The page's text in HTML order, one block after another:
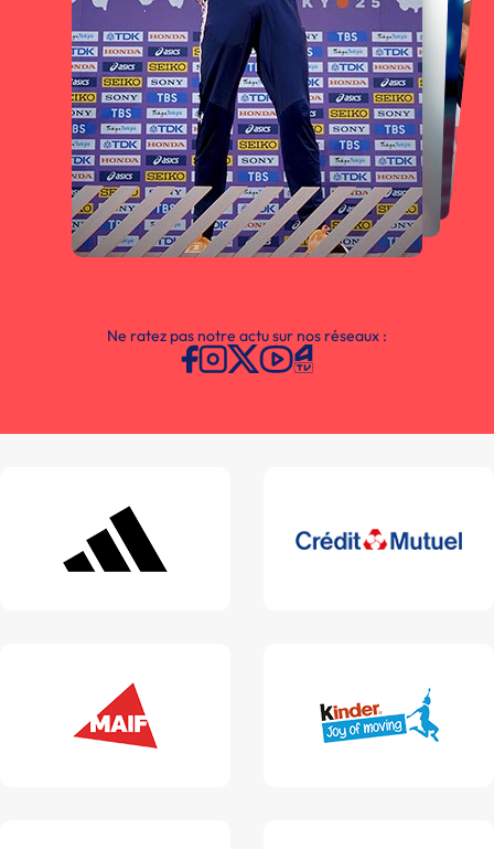
Ne ratez pas notre actu sur nos réseaux :